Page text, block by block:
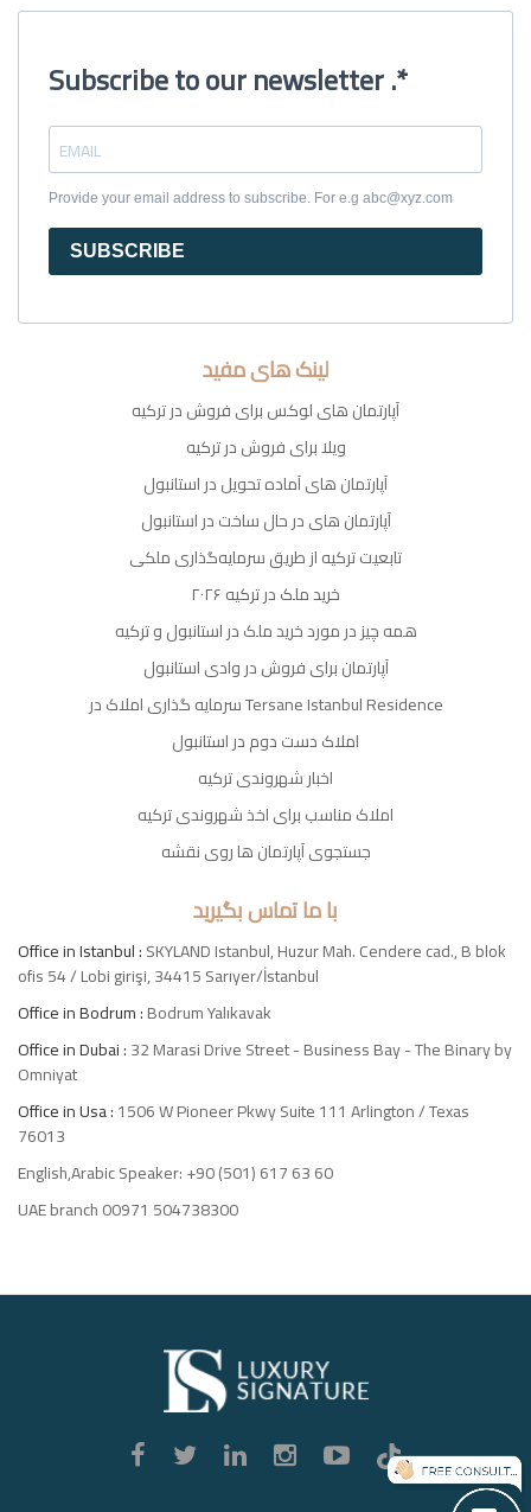
Subscribe to our newsletter .*
Provide your email address to subscribe. For e.g abc@xyz.com
SUBSCRIBE
لینک های مفید
آپارتمان های لوکس برای فروش در ترکیه
ویلا برای فروش در ترکیه
آپارتمان های آماده تحویل در استانبول
آپارتمان های در حال ساخت در استانبول
تابعیت ترکیه از طریق سرمایه‌گذاری ملکی
خرید ملک در ترکیه ۲۰۲۶
همه چیز در مورد خرید ملک در استانبول و ترکیه
آپارتمان برای فروش در وادی استانبول
سرمایه گذاری املاک در Tersane Istanbul Residence
املاک دست دوم در استانبول
اخبار شهروندی ترکیه
املاک مناسب برای اخذ شهروندی ترکیه
جستجوی آپارتمان ها روی نقشه
با ما تماس بگیرید
Office in Istanbul :SKYLAND Istanbul, Huzur Mah. Cendere cad., B blok
ofis 54 / Lobi girişi, 34415 Sarıyer/İstanbul
Office in Bodrum :Bodrum Yalıkavak
Office in Dubai :32 Marasi Drive Street - Business Bay - The Binary by
Omniyat
Office in Usa :1506 W Pioneer Pkwy Suite 111 Arlington / Texas
76013
English,Arabic Speaker: +90 (501) 617 63 60
UAE branch 00971 504738300